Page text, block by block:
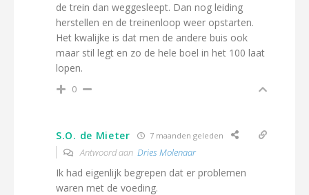
de trein dan weggesleept. Dan nog leiding
herstellen en de treinenloop weer opstarten.
Het kwalijke is dat men de andere buis ook
maar stil legt en zo de hele boel in het 100 laat
lopen.
0
S.O. de Mieter 7 maanden geleden
Antwoord aan Dries Molenaar
Ik had eigenlijk begrepen dat er problemen
waren met de voeding.